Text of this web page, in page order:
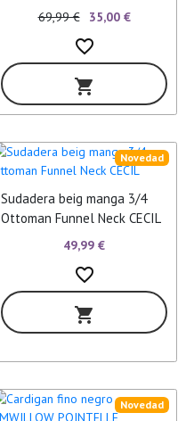
Neele Finecord CECIL
69,99 € 35,00 €
favorite_border
shopping_cart
Sudadera beig manga 3/4
Ottoman Funnel Neck CECIL
Novedad
49,99 €
favorite_border
shopping_cart
Novedad